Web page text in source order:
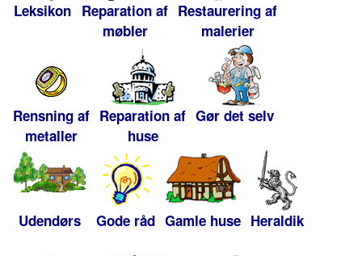
Leksikon Reparation af
møbler
Restaurering af
malerier
Rensning af
metaller
Reparation af
huse
Gør det selv
Udendørs Gode råd Gamle huse Heraldik